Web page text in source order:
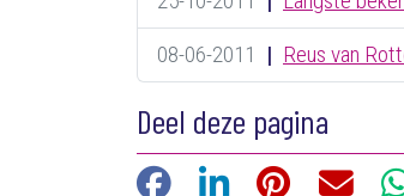
08-06-2011
| Reus van
Deel deze pagina
FacebookLinkedIn Pinterest E-